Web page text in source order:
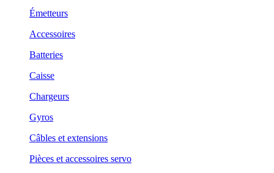
Émetteurs
Accessoires
Batteries
Caisse
Chargeurs
Gyros
Câbles et extensions
Pièces et accessoires servo